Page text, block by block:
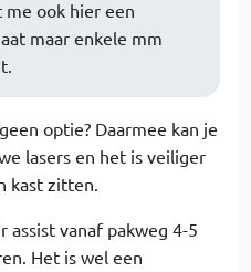
ook hier een
maar enkele mm
optie? Daarmee kan je
lasers en het is veiliger
kast zitten.
assist vanaf pakweg 4-5
Het is wel een